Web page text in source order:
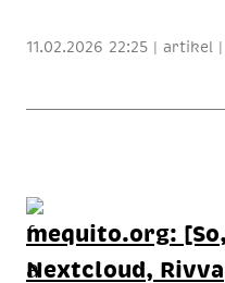
11.02.2026 22:25 | artikel |
mequito.org:
Nextcloud,